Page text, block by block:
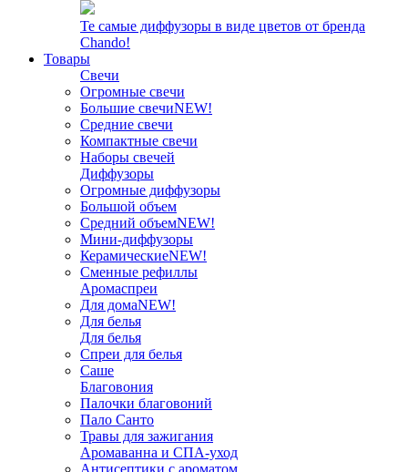
Те самые диффузоры в виде цветов от бренда
Chando!
Товары
Свечи
Огромные свечи
Большие свечиNEW!
Средние свечи
Компактные свечи
Наборы свечей
Диффузоры
Огромные диффузоры
Большой объем
Средний объемNEW!
Мини-диффузоры
КерамическиеNEW!
Сменные рефиллы
Аромаспреи
Для домаNEW!
Для белья
Для белья
Спреи для белья
Саше
Благовония
Палочки благовоний
Пало Санто
Травы для зажигания
Аромаванна и СПА-уход
Антисептики с ароматом